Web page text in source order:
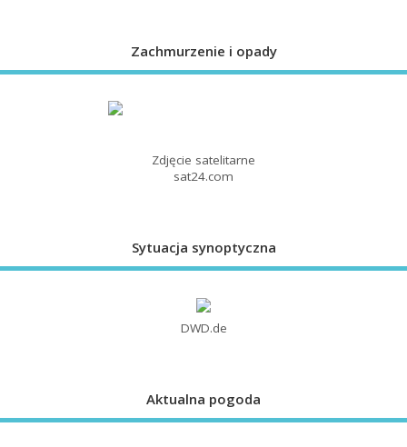
Zachmurzenie i opady
Zdjęcie satelitarne
sat24.com
Sytuacja synoptyczna
DWD.de
Aktualna pogoda